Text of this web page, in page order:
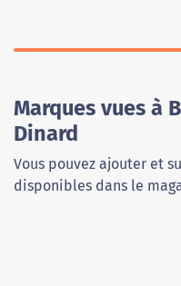
Marques vues à
Dinard
Vous pouvez ajouter et
disponibles dans le